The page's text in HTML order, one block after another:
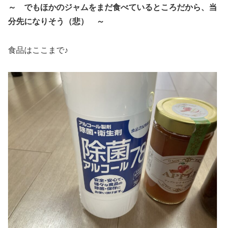
～ でもほかのジャムをまだ食べているところだから、当
分先になりそう（悲） ～
食品はここまで♪